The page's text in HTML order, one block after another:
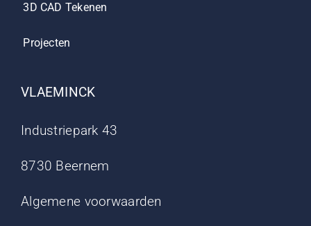
3D CAD Tekenen
Projecten
VLAEMINCK
Industriepark 43
8730 Beernem
Algemene voorwaarden